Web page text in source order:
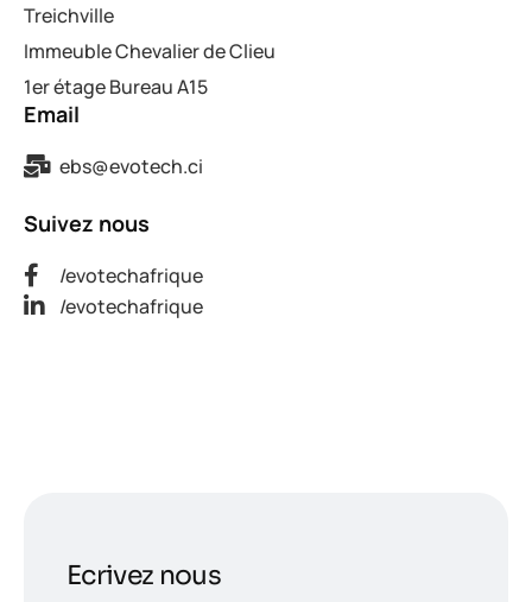
Treichville
Immeuble Chevalier de Clieu
1er étage Bureau A15
Email
ebs@evotech.ci
Suivez nous
/evotechafrique
/evotechafrique
Ecrivez nous